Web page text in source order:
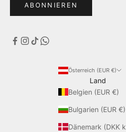
ABONNIEREN
Österreich (EUR €)
Land
Belgien (EUR €)
Bulgarien (EUR €)
Dänemark (DKK